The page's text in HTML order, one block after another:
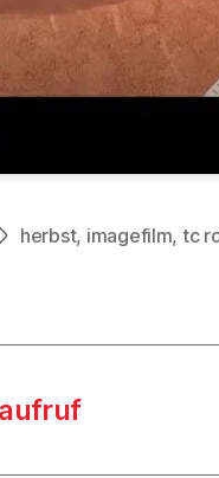
herbst, imagefilm, tc